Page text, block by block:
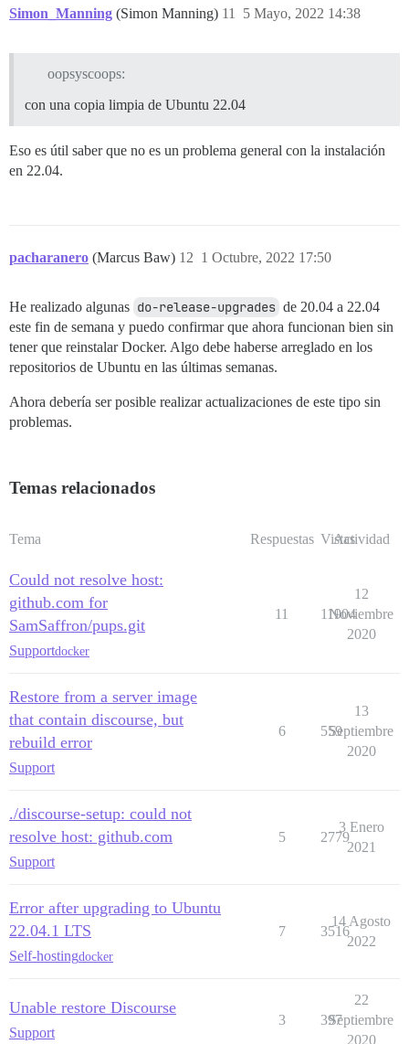
Simon_Manning (Simon Manning) 5 Mayo, 2022 14:38
11
oopsyscoops:
con una copia limpia de Ubuntu 22.04
Eso es útil saber que no es un problema general con la instalación
en 22.04.
pacharanero (Marcus Baw) 1 Octubre, 2022 17:50
12
He realizado algunas do-release-upgrades de 20.04 a 22.04
este fin de semana y puedo confirmar que ahora funcionan bien sin
tener que reinstalar Docker. Algo debe haberse arreglado en los
repositorios de Ubuntu en las últimas semanas.
Ahora debería ser posible realizar actualizaciones de este tipo sin
problemas.
Temas relacionados
Tema Respuestas Vistas
Actividad
Could not resolve host:
github.com for
SamSaffron/pups.git
Supportdocker
11 11904
12
Noviembre
2020
Restore from a server image
that contain discourse, but
rebuild error
Support
6 559
13
Septiembre
2020
./discourse-setup: could not
resolve host: github.com
Support
5 2779
3 Enero
2021
Error after upgrading to Ubuntu
22.04.1 LTS
Self-hostingdocker
7 3516
14 Agosto
2022
Unable restore Discourse
Support
3 397
22
Septiembre
2020